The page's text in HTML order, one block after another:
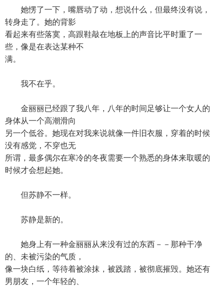
她愣了一下，嘴唇动了动，想说什么，但最终没有说，
转身走了。她的背影
看起来有些落寞，高跟鞋敲在地板上的声音比平时重了一
些，像是在表达某种不
满。
我不在乎。
金丽丽已经跟了我八年，八年的时间足够让一个女人的
身体从一个高潮滑向
另一个低谷。她现在对我来说就像一件旧衣服，穿着的时候
没有感觉，不穿也无
所谓，最多偶尔在寒冷的冬夜需要一个熟悉的身体来取暖的
时候才会想起她。
但苏静不一样。
苏静是新的。
她身上有一种金丽丽从来没有过的东西－－那种干净
的、未被污染的气质，
像一块白纸，等待着被涂抹，被践踏，被彻底摧毁。她还有
男朋友，一个年轻的、